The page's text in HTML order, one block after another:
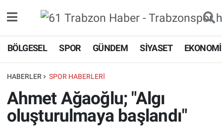
BÖLGESEL SPOR GÜNDEM SIYASET EKONOMI
HABERLER SPOR HABERLERI
Ahmet Ağaoğlu; "Algı
oluşturulmaya başlandı"
Bölgesel
Siyaset